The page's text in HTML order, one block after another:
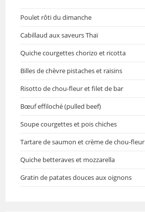
Poulet rôti du dimanche
Cabillaud aux saveurs Thaï
Quiche courgettes chorizo et ricotta
Billes de chèvre pistaches et raisins
Risotto de chou-fleur et filet de bar
Bœuf effiloché (pulled beef)
Soupe courgettes et pois chiches
Tartare de saumon et crème de chou-fleur
Quiche betteraves et mozzarella
Gratin de patates douces aux oignons